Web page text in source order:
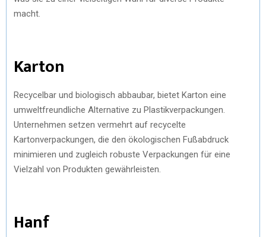
macht.
Karton
Recycelbar und biologisch abbaubar, bietet Karton eine
umweltfreundliche Alternative zu Plastikverpackungen.
Unternehmen setzen vermehrt auf recycelte
Kartonverpackungen, die den ökologischen Fußabdruck
minimieren und zugleich robuste Verpackungen für eine
Vielzahl von Produkten gewährleisten.
Hanf